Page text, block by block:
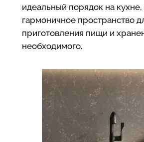
идеальный порядок на кухне,
гармоничное пространство
приготовления пищи и
необходимого.